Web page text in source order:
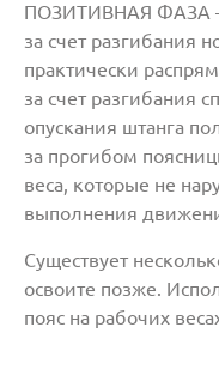
ПОЗИТИВНАЯ ФАЗА –
за счет разгибания
практически
за счет разгибания
опускания штанга
за прогибом
веса, которые не
выполнения
Существует
освоите позже.
пояс на рабочих